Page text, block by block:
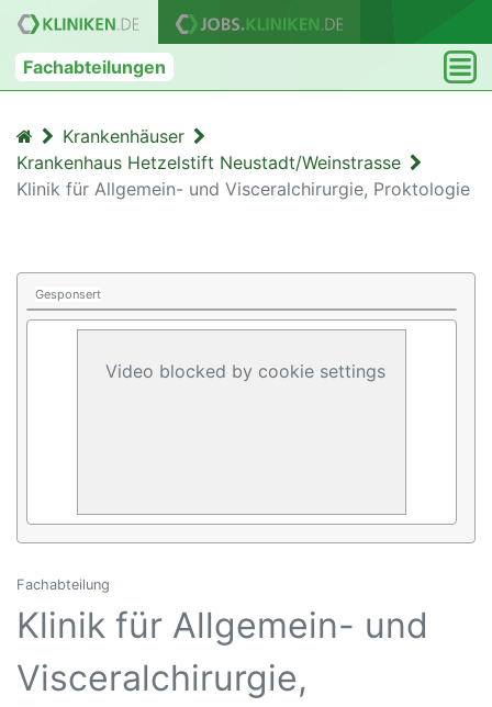
Fachabteilungen
Krankenhäuser
Krankenhaus Hetzelstift Neustadt/Weinstrasse
Klinik für Allgemein- und Visceralchirurgie, Proktologie
Gesponsert
Video blocked by cookie settings
Fachabteilung
Klinik für Allgemein- und
Visceralchirurgie,